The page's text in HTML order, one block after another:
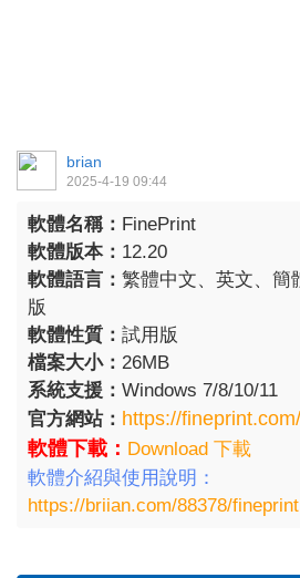
brian
2025-4-19 09:44
軟體名稱： FinePrint
軟體版本： 12.20
軟體語言： 繁體中文、英文、
版
軟體性質： 試用版
檔案大小： 26MB
系統支援： Windows 7/8/10/11
官方網站： https://fineprint.com/
軟體下載： Download 下載
軟體介紹與使用說明：
https://briian.com/88378/